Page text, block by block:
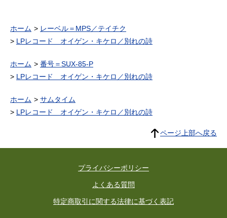
ホーム
レーベル＝MPS／テイチク
LPレコード オイゲン・キケロ／別れの詩
ホーム
番号＝SUX-85-P
LPレコード オイゲン・キケロ／別れの詩
ホーム
サムタイム
LPレコード オイゲン・キケロ／別れの詩
ページ上部へ戻る
プライバシーポリシー
よくある質問
特定商取引に関する法律に基づく表記